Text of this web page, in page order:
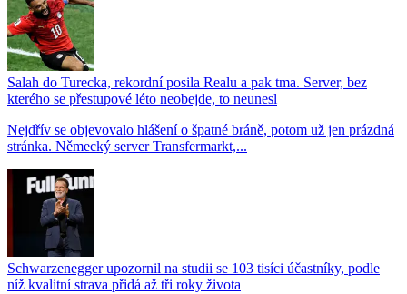
Salah do Turecka, rekordní posila Realu a pak tma. Server, bez
kterého se přestupové léto neobejde, to neunesl
Nejdřív se objevovalo hlášení o špatné bráně, potom už jen prázdná
stránka. Německý server Transfermarkt,...
Schwarzenegger upozornil na studii se 103 tisíci účastníky, podle
níž kvalitní strava přidá až tři roky života